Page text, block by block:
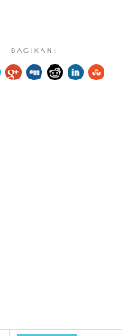
BAGIKAN: